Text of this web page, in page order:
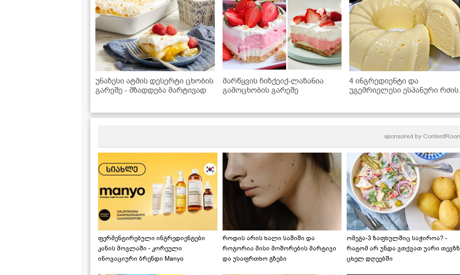
უნაზესი ატმის დესერტი ცხობის
გარეშე - მზადდება მარტივად
მარწყვის ჩიზქეიქ-ლაზანია
გამოცხობის გარეშე
4 ინგრედიენტი და
უგემრიელესი ესპანური რძის
sponsored by
ფერმენტირებული ინგრედიენტები
კანის მოვლაში - კორეული
ინოვაციური ბრენდი Manyo
როდის არის ხალი საშიში და
როგორია მისი მოშორების მარტივი
და უსაფრთხო გზები
ომეგა-3 ზაფხულშიც საჭიროა? -
რატომ არ უნდა ვთქვათ უარი
ცხელ დღეებში